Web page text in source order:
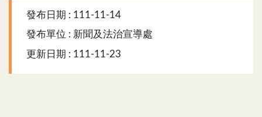
發布日期 : 111-11-14
發布單位 : 新聞及法治宣導處
更新日期 : 111-11-23